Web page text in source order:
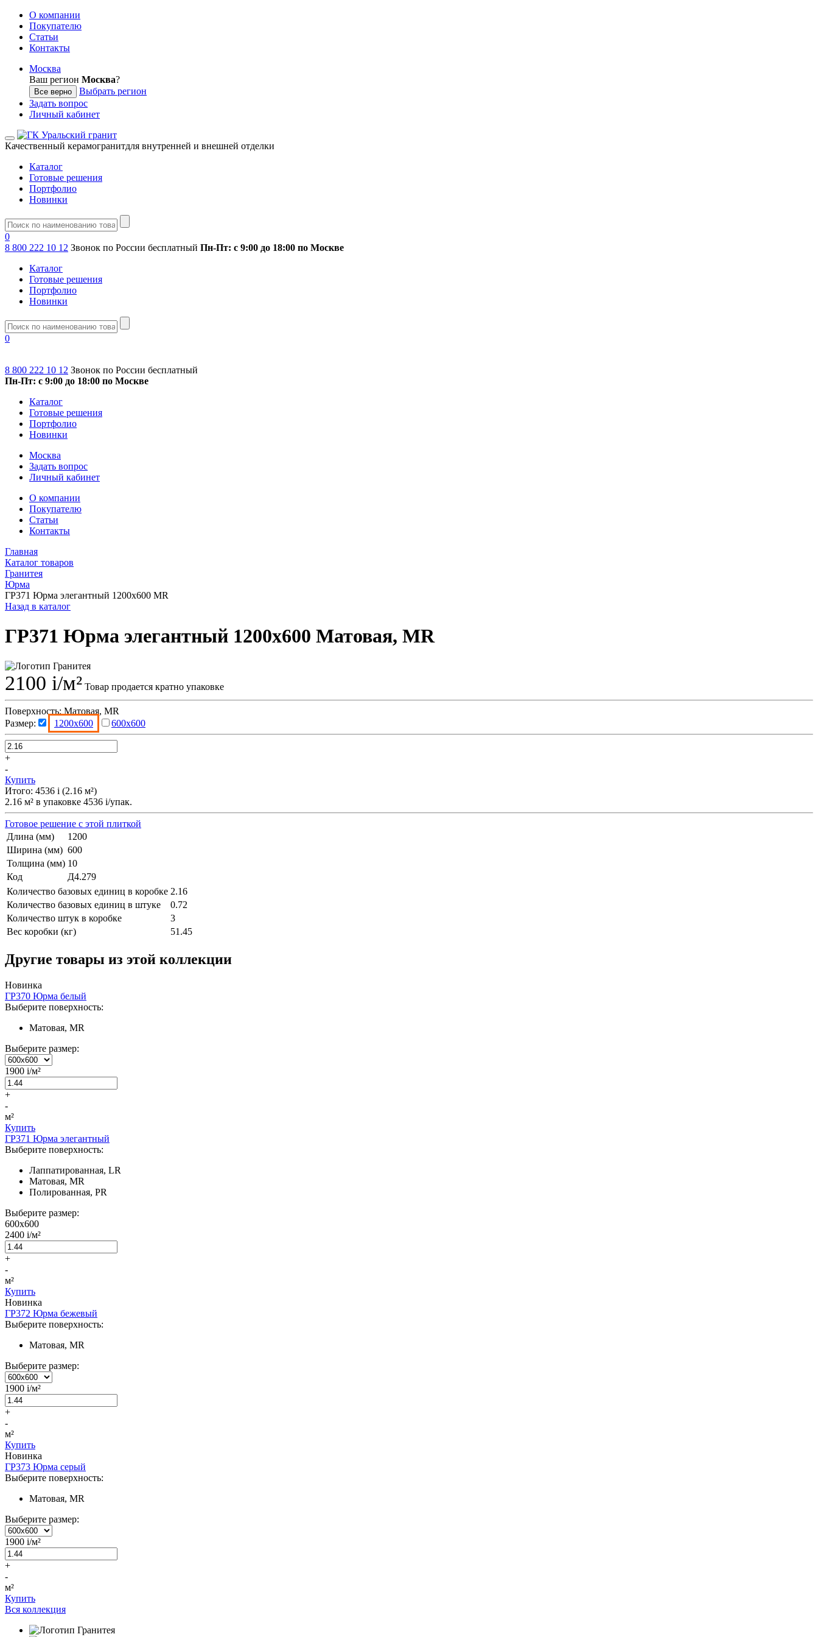
О компании
Покупателю
Статьи
Контакты
Москва
Ваш регион Москва?
Все верно
Выбрать регион
Задать вопрос
Личный кабинет
Качественный керамогранитдля внутренней и внешней отделки
Каталог
Готовые решения
Портфолио
Новинки
0
8 800 222 10 12 Звонок по России бесплатный Пн-Пт: с 9:00 до 18:00 по Москве
Каталог
Готовые решения
Портфолио
Новинки
0
8 800 222 10 12 Звонок по России бесплатный
Пн-Пт: с 9:00 до 18:00 по Москве
Каталог
Готовые решения
Портфолио
Новинки
Москва
Задать вопрос
Личный кабинет
О компании
Покупателю
Статьи
Контакты
Главная
Каталог товаров
Гранитея
Юрма
ГР371 Юрма элегантный 1200x600 MR
Назад в каталог
ГР371 Юрма элегантный 1200x600 Матовая, MR
2100 i/м² Товар продается кратно упаковке
Поверхность: Матовая, MR
Размер:
1200x600 600x600
+
-
Купить
Итого: 4536 i (2.16 м²)
2.16 м² в упаковке 4536 i/упак.
Готовое решение с этой плиткой
Длина (мм)
1200
Ширина (мм) 600
Толщина (мм) 10
Код
Д4.279
Количество базовых единиц в коробке 2.16
Количество базовых единиц в штуке
0.72
Количество штук в коробке
3
Вес коробки (кг)
51.45
Другие товары из этой коллекции
Новинка
ГР370 Юрма белый
Выберите поверхность:
Матовая, MR
Выберите размер:
1900 i/м²
+
-
м²
Купить
ГР371 Юрма элегантный
Выберите поверхность:
Лаппатированная, LR
Матовая, MR
Полированная, PR
Выберите размер:
600x600
2400 i/м²
+
-
м²
Купить
Новинка
ГР372 Юрма бежевый
Выберите поверхность:
Матовая, MR
Выберите размер:
1900 i/м²
+
-
м²
Купить
Новинка
ГР373 Юрма серый
Выберите поверхность:
Матовая, MR
Выберите размер:
1900 i/м²
+
-
м²
Купить
Вся коллекция